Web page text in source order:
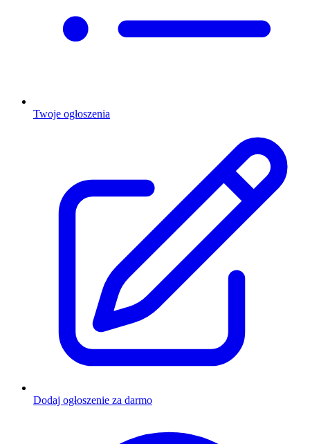
Twoje ogłoszenia
Dodaj ogłoszenie za darmo